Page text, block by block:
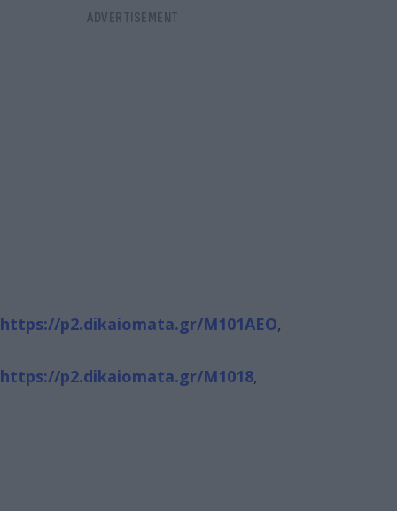
https://p2.dikaiomata.gr/M101AEO,
https://p2.dikaiomata.gr/M1018,